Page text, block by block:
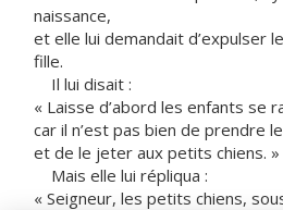
naissance,
et elle lui demandait d’expulser
fille.
Il lui disait :
« Laisse d’abord les enfants se
car il n’est pas bien de prendre
et de le jeter aux petits chiens. »
Mais elle lui répliqua :
« Seigneur, les petits chiens,